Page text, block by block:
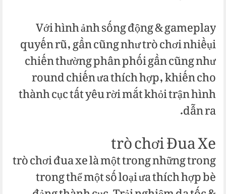
Với hình ảnh sống động & gameplay
quyến rũ, gần cũng như trò chơi nhiềụi
chiến thường phân phối gần cũng như
round chiến ưa thích hợp, khiến cho
thành cục tất yêu rời mắt khỏi trận hình
dẫn ra.
trò chơi Đua Xe
trò chơi đua xe là một trong những trong
trong thể một số loại ưa thích hợp bè